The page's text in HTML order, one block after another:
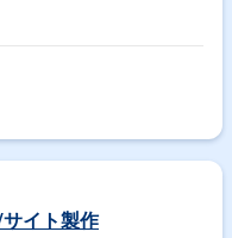
イト製作